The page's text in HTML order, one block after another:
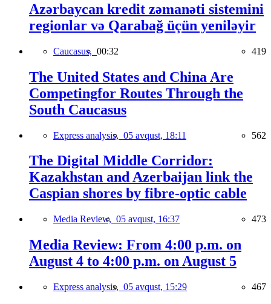
Azərbaycan kredit zəmanəti sistemini
regionlar və Qarabağ üçün yeniləyir
Caucasus, 00:32 419
The United States and China Are
Competingfor Routes Through the
South Caucasus
Express analysis, 05 avqust, 18:11 562
The Digital Middle Corridor:
Kazakhstan and Azerbaijan link the
Caspian shores by fibre-optic cable
Media Review, 05 avqust, 16:37 473
Media Review: From 4:00 p.m. on
August 4 to 4:00 p.m. on August 5
Express analysis, 05 avqust, 15:29 467